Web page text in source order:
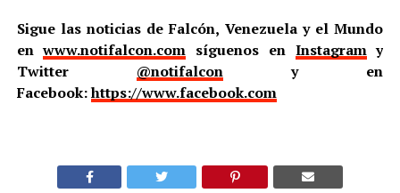
Sigue las noticias de Falcón, Venezuela y el Mundo
enwww.notifalcon.com síguenos en Instagramy
Twitter @notifalcony en
Facebook:https://www.facebook.com